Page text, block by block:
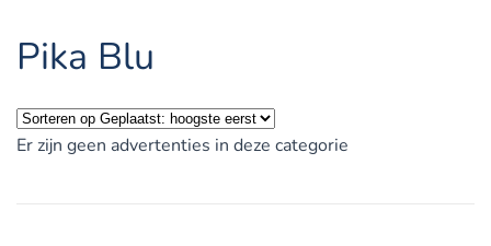
Pika Blu
Er zijn geen advertenties in deze categorie